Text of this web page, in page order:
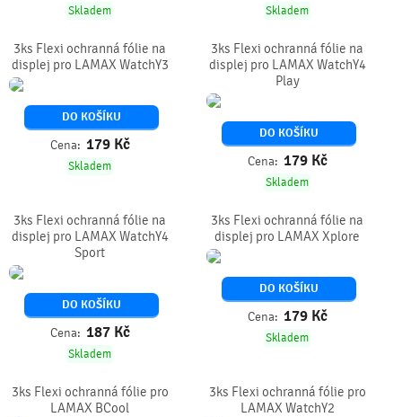
Skladem Skladem
3ks Flexi ochranná fólie na
displej pro LAMAX WatchY3
DO KOŠÍKU
Cena: 179 Kč
Skladem
3ks Flexi ochranná fólie na
displej pro LAMAX WatchY4
Play
DO KOŠÍKU
Cena: 179 Kč
Skladem
3ks Flexi ochranná fólie na
displej pro LAMAX WatchY4
Sport
DO KOŠÍKU
Cena: 187 Kč
Skladem
3ks Flexi ochranná fólie na
displej pro LAMAX Xplore
DO KOŠÍKU
Cena: 179 Kč
Skladem
3ks Flexi ochranná fólie pro
LAMAX BCool
3ks Flexi ochranná fólie pro
LAMAX WatchY2